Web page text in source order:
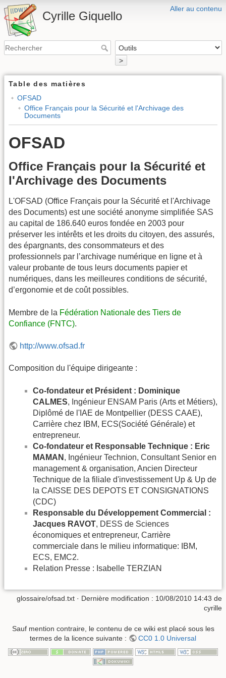
Aller au contenu
Cyrille Giquello
>
Table des matières
OFSAD
Office Français pour la Sécurité et l'Archivage des
Documents
OFSAD
Office Français pour la Sécurité et
l'Archivage des Documents
L'OFSAD (Office Français pour la Sécurité et l'Archivage
des Documents) est une société anonyme simplifiée SAS
au capital de 186.640 euros fondée en 2003 pour
préserver les intérêts et les droits du citoyen, des assurés,
des épargnants, des consommateurs et des
professionnels par l’archivage numérique en ligne et à
valeur probante de tous leurs documents papier et
numériques, dans les meilleures conditions de sécurité,
d’ergonomie et de coût possibles.
Membre de la Fédération Nationale des Tiers de
Confiance (FNTC).
http://www.ofsad.fr
Composition du l'équipe dirigeante :
Co-fondateur et Président : Dominique
CALMES, Ingénieur ENSAM Paris (Arts et Métiers),
Diplômé de l'IAE de Montpellier (DESS CAAE),
Carrière chez IBM, ECS(Société Générale) et
entrepreneur.
Co-fondateur et Responsable Technique : Eric
MAMAN , Ingénieur Technion, Consultant Senior en
management & organisation, Ancien Directeur
Technique de la filiale d'investissement Up & Up de
la CAISSE DES DEPOTS ET CONSIGNATIONS
(CDC)
Responsable du Développement Commercial :
Jacques RAVOT, DESS de Sciences
économiques et entrepreneur, Carrière
commerciale dans le milieu informatique: IBM,
ECS, EMC2.
Relation Presse : Isabelle TERZIAN
glossaire/ofsad.txt · Dernière modification : 10/08/2010 14:43 de
cyrille
Sauf mention contraire, le contenu de ce wiki est placé sous les
termes de la licence suivante :
CC0 1.0 Universal